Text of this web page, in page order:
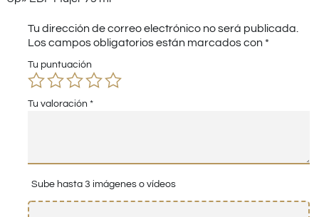
Tu dirección de correo electrónico no será publicada.
Los campos obligatorios están marcados con *
Tu puntuación
Tu valoración *
Sube hasta 3 imágenes o vídeos